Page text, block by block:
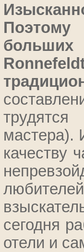
Поэтому
мастера).
качеству
сегодня
отели и